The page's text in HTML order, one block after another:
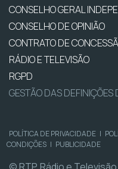
CONSELHO GERAL
CONSELHO DE OPINIÃO
CONTRATO DE
RÁDIO E TELEVISÃO
RGPD
GESTÃO DAS DEFINIÇÕES
POLÍTICA DE PRIVACIDADE |
CONDIÇÕES | PUBLICIDADE